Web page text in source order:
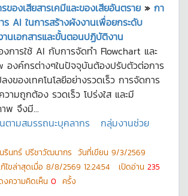
ของเสียสารเคมีและของเสียอันตราย » กา
AI ในการสร้างผังงานเพื่อยกระดับ
นเอกสารและขั้นตอนปฏิบัติงาน
การใช้ AI กับการจัดทำ Flowchart และ
องค์กรต่างๆในปัจจุบันต้องปรับตัวต่อการ
งของเทคโนโลยีอย่างรวดเร็ว การจัดการ
วามถูกต้อง รวดเร็ว โปร่งใส และมี
พ จึงมี...
ตามสมรรถนะบุคลากร
กลุ่มงานช่วย
รินทร์ ปรีชาวัฒนากร วันที่เขียน 9/3/2569
ไขล่าสุดเมื่อ 8/8/2569 12:24:54 เปิดอ่าน 235
งความคิดเห็น 0 ครั้ง